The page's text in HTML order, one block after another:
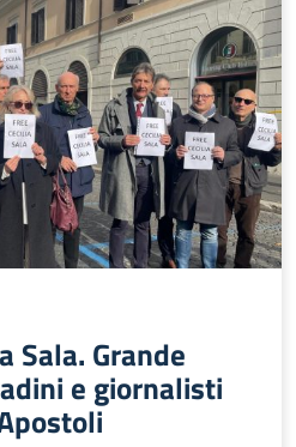
Sala. Grande
e giornalisti